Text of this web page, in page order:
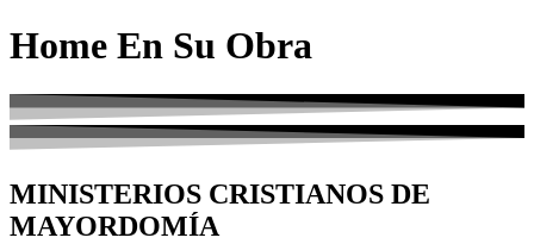
Home En Su Obra
MINISTERIOS CRISTIANOS DE
MAYORDOMÍA